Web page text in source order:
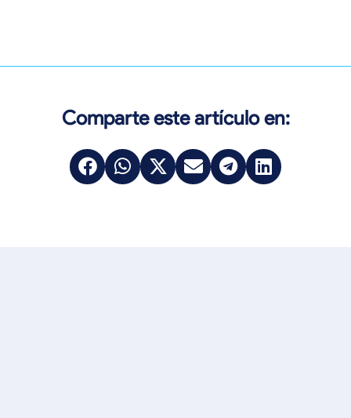
Comparte este artículo en: